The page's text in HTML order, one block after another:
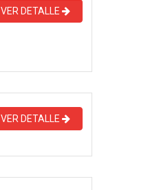
VER DETALLE
VER DETALLE